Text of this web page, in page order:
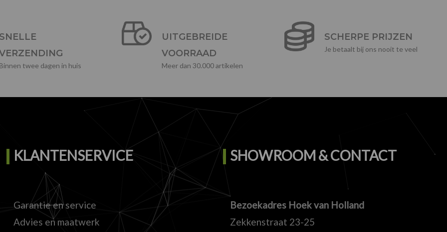
SNELLE
Binnen twee dagen in huis
UITGEBREIDE
VOORRAAD
Meer dan 30.000 artikelen
SCHERPE PRIJZEN
Je betaalt bij ons nooit te veel
KLANTENSERVICE
Garantie en service
Advies en maatwerk
SHOWROOM & CONTACT
Bezoekadres Hoek van Holland
Zekkenstraat 23-25